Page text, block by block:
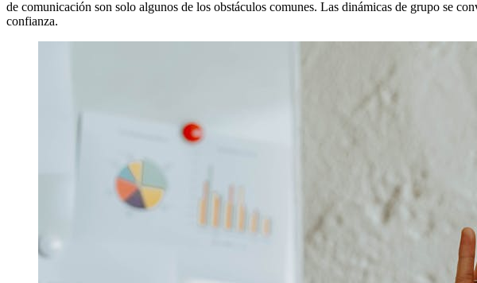
de comunicación son solo algunos de los obstáculos comunes. Las dinámicas de grupo se
confianza.